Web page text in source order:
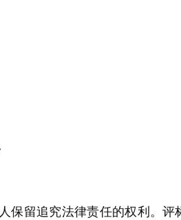
保留追究法律责任的权利。评